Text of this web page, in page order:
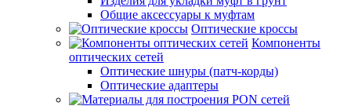
Общие аксессуары к муфтам
Оптические кроссы
Компоненты
оптических сетей
Оптические шнуры (патч-корды)
Оптические адаптеры